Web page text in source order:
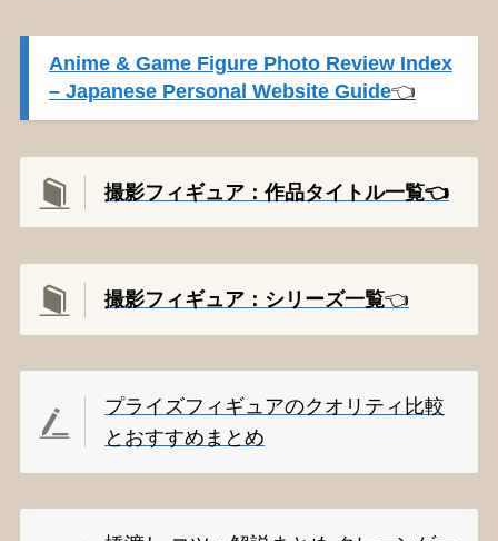
Anime & Game Figure Photo Review Index
– Japanese Personal Website Guide👈️
撮影フィギュア：作品タイトル一覧👈️
撮影フィギュア：シリーズ一覧👈️
プライズフィギュアのクオリティ比較
とおすすめまとめ